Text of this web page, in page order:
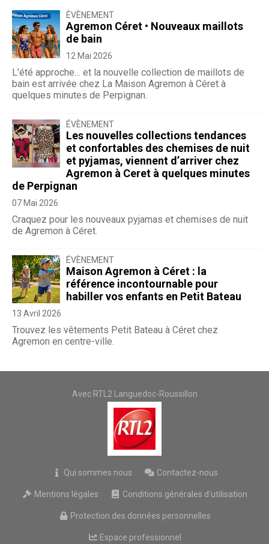
ÉVÈNEMENT
Agremon Céret • Nouveaux maillots
de bain
12 Mai 2026
L’été approche… et la nouvelle collection de maillots de
bain est arrivée chez La Maison Agremon à Céret à
quelques minutes de Perpignan.
ÉVÈNEMENT
Les nouvelles collections tendances
et confortables des chemises de nuit
et pyjamas, viennent d’arriver chez
Agremon à Ceret à quelques minutes
de Perpignan
07 Mai 2026
Craquez pour les nouveaux pyjamas et chemises de nuit
de Agremon à Céret.
ÉVÈNEMENT
Maison Agremon à Céret : la
référence incontournable pour
habiller vos enfants en Petit Bateau
13 Avril 2026
Trouvez les vêtements Petit Bateau à Céret chez
Agremon en centre-ville.
Avec RTL2 Languedoc-Roussillon
Qui sommes nous Contactez-nous
Mentions légales Conditions générales d'utilisation
Protection des données personnelles
Espace professionnel